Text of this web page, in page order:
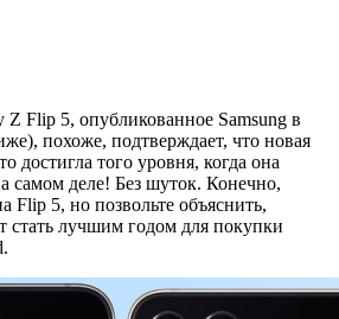
Z Flip 5, опубликованное Samsung в
похоже, подтверждает, что новая
достигла того уровня, когда она
самом деле! Без шуток. Конечно,
Flip 5, но позвольте объяснить,
стать лучшим годом для покупки